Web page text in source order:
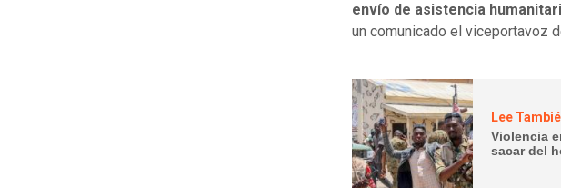
envío de asistencia
un comunicado el viceportavoz
Lee
Violencia
sacar del